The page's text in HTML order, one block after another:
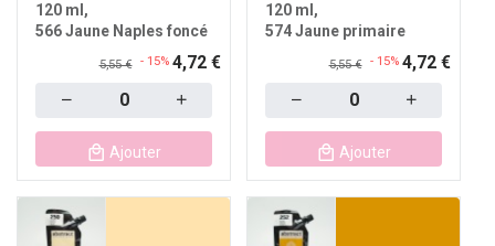
120 ml
566 Jaune Naples foncé
5,55 € - 15% 4,72 €
Ajouter
120 ml
574 Jaune primaire
5,55 € - 15% 4,72 €
Ajouter